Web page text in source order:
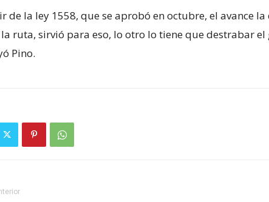
de la ley 1558, que se aprobó en octubre, el avance
ruta, sirvió para eso, lo otro lo tiene que destrabar el
Pino.